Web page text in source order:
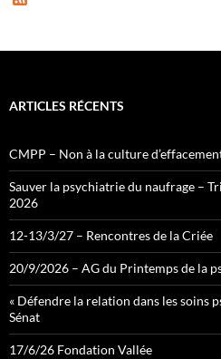
ARTICLES RÉCENTS
CMPP – Non à la culture
Sauver la psychiatrie du naufrage –
2026
12-13/3/27 – Rencontres de la Criée
20/9/2026 – AG du Printemps de la
« Défendre la relation dans les soins
Sénat
17/6/26 Fondation Vallée